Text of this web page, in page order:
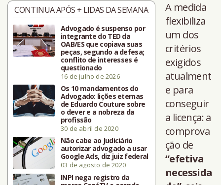
CONTINUA APÓS + LIDAS DA SEMANA
Advogado é suspenso por
integrante do TED da
OAB/ES que copiava suas
peças, segundo a defesa;
conflito de interesses é
questionado
16 de julho de 2026
Os 10 mandamentos do
Advogado: lições eternas
de Eduardo Couture sobre
o dever e a nobreza da
profissão
30 de abril de 2020
Não cabe ao Judiciário
autorizar advogado a usar
Google Ads, diz juiz federal
03 de agosto de 2020
INPI nega registro da
A medida
flexibiliza
um dos
critérios
exigidos
atualment
e para
conseguir
a licença: a
comprova
ção de
“efetiva
necessida